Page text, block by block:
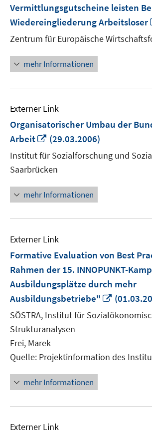
Vermittlungsgutscheine leisten
Wiedereingliederung Arbeitsloser
Zentrum für Europäische
mehr Informationen
Externer Link
Organisatorischer Umbau der
Arbeit
In
neuem
Fenster
öffnen
(29.03.2006)
Institut für Sozialforschung und
Saarbrücken
mehr Informationen
Externer Link
Formative Evaluation von Best
Rahmen der 15. INNOPUNKT-
Ausbildungsplätze durch mehr
Ausbildungsbetriebe"
In
neuem
Fenster
SÖSTRA, Institut für
Strukturanalysen
Frei, Marek
Quelle: Projektinformation des
mehr Informationen
Externer Link